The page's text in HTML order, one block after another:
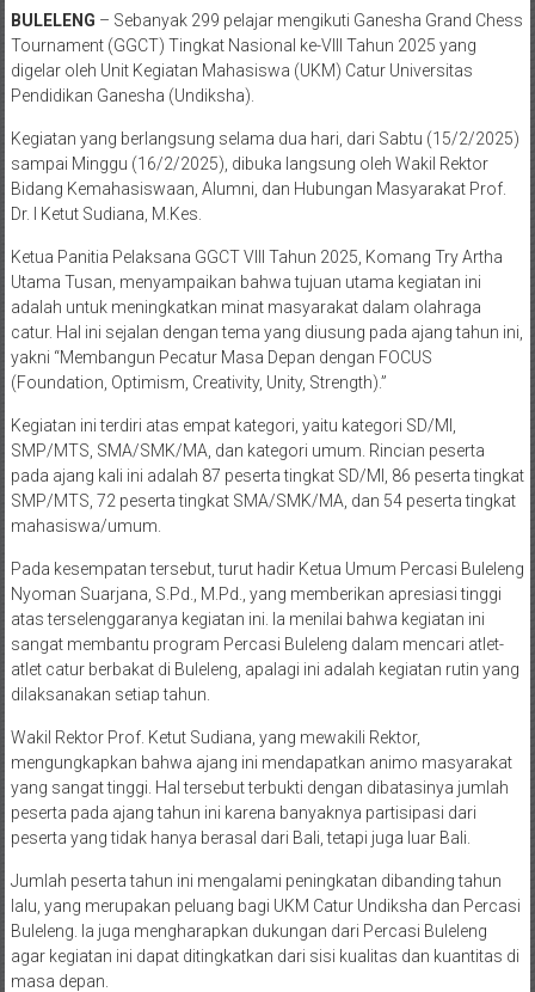
BULELENG – Sebanyak 299 pelajar mengikuti Ganesha Grand Chess
Tournament (GGCT) Tingkat Nasional ke-VIII Tahun 2025 yang
digelar oleh Unit Kegiatan Mahasiswa (UKM) Catur Universitas
Pendidikan Ganesha (Undiksha).
Kegiatan yang berlangsung selama dua hari, dari Sabtu (15/2/2025)
sampai Minggu (16/2/2025), dibuka langsung oleh Wakil Rektor
Bidang Kemahasiswaan, Alumni, dan Hubungan Masyarakat Prof.
Dr. I Ketut Sudiana, M.Kes.
Ketua Panitia Pelaksana GGCT VIII Tahun 2025, Komang Try Artha
Utama Tusan, menyampaikan bahwa tujuan utama kegiatan ini
adalah untuk meningkatkan minat masyarakat dalam olahraga
catur. Hal ini sejalan dengan tema yang diusung pada ajang tahun ini,
yakni “Membangun Pecatur Masa Depan dengan FOCUS
(Foundation, Optimism, Creativity, Unity, Strength).”
Kegiatan ini terdiri atas empat kategori, yaitu kategori SD/MI,
SMP/MTS, SMA/SMK/MA, dan kategori umum. Rincian peserta
pada ajang kali ini adalah 87 peserta tingkat SD/MI, 86 peserta tingkat
SMP/MTS, 72 peserta tingkat SMA/SMK/MA, dan 54 peserta tingkat
mahasiswa/umum.
Pada kesempatan tersebut, turut hadir Ketua Umum Percasi Buleleng
Nyoman Suarjana, S.Pd., M.Pd., yang memberikan apresiasi tinggi
atas terselenggaranya kegiatan ini. Ia menilai bahwa kegiatan ini
sangat membantu program Percasi Buleleng dalam mencari atlet-
atlet catur berbakat di Buleleng, apalagi ini adalah kegiatan rutin yang
dilaksanakan setiap tahun.
Wakil Rektor Prof. Ketut Sudiana, yang mewakili Rektor,
mengungkapkan bahwa ajang ini mendapatkan animo masyarakat
yang sangat tinggi. Hal tersebut terbukti dengan dibatasinya jumlah
peserta pada ajang tahun ini karena banyaknya partisipasi dari
peserta yang tidak hanya berasal dari Bali, tetapi juga luar Bali.
Jumlah peserta tahun ini mengalami peningkatan dibanding tahun
lalu, yang merupakan peluang bagi UKM Catur Undiksha dan Percasi
Buleleng. Ia juga mengharapkan dukungan dari Percasi Buleleng
agar kegiatan ini dapat ditingkatkan dari sisi kualitas dan kuantitas di
masa depan.